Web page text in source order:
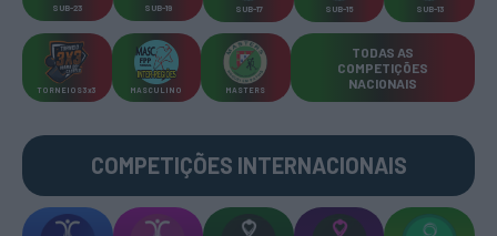
SUB-23 SUB-19 SUB-17 SUB-15 SUB-13
TORNEIOS 3x3 MASCULINO MASTERS
TODAS AS
COMPETIÇÕES
NACIONAIS
COMPETIÇÕES INTERNACIONAIS